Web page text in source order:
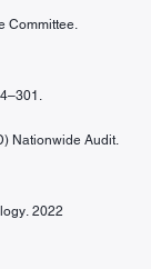
Committee.
Nationwide Audit.
2022